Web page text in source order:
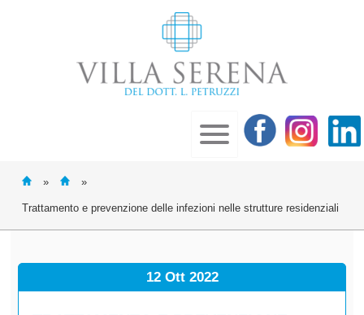
» »
Trattamento e prevenzione delle infezioni nelle strutture residenziali
12 Ott 2022